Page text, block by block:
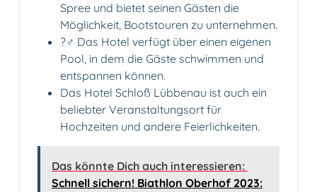
Spree und bietet seinen Gästen die
Möglichkeit, Bootstouren zu unternehmen.
?‍♂️ Das Hotel verfügt über einen eigenen
Pool, in dem die Gäste schwimmen und
entspannen können.
Das Hotel Schloß Lübbenau ist auch ein
beliebter Veranstaltungsort für
Hochzeiten und andere Feierlichkeiten.
Das könnte Dich auch interessieren:
Schnell sichern! Biathlon Oberhof 2023: